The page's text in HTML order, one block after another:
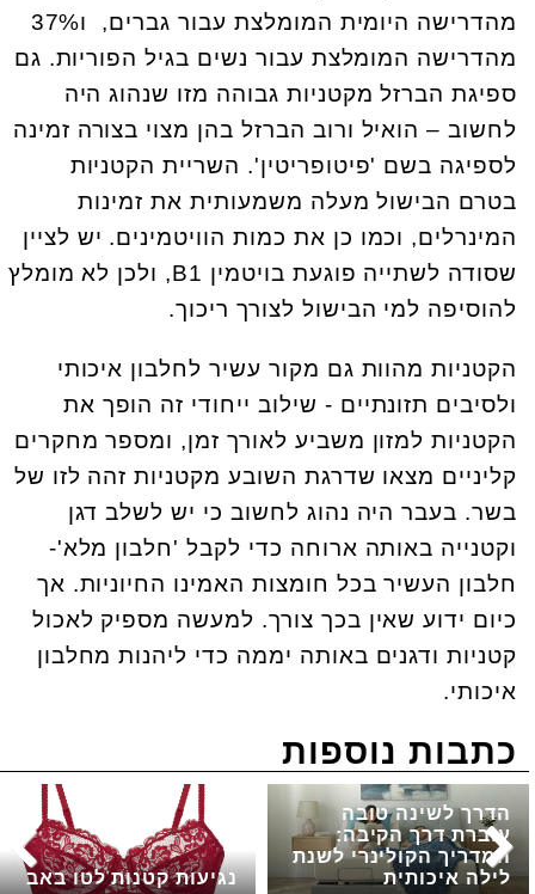
מהדרישה היומית המומלצת עבור גברים, ו37%
מהדרישה המומלצת עבור נשים בגיל הפוריות. גם
ספיגת הברזל מקטניות גבוהה מזו שנהוג היה
לחשוב – הואיל ורוב הברזל בהן מצוי בצורה זמינה
לספיגה בשם 'פיטופריטין'. השריית הקטניות
בטרם הבישול מעלה משמעותית את זמינות
המינרלים, וכמו כן את כמות הוויטמינים. יש לציין
שסודה לשתייה פוגעת בויטמין 1
B, ולכן לא מומלץ
להוסיפה למי הבישול לצורך ריכוך.
הקטניות מהוות גם מקור עשיר לחלבון איכותי
ולסיבים תזונתיים - שילוב ייחודי זה הופך את
הקטניות למזון משביע לאורך זמן, ומספר מחקרים
קליניים מצאו שדרגת השובע מקטניות זהה לזו של
בשר. בעבר היה נהוג לחשוב כי יש לשלב דגן
וקטנייה באותה ארוחה כדי לקבל 'חלבון מלא'-
חלבון העשיר בכל חומצות האמינו החיוניות. אך
כיום ידוע שאין בכך צורך. למעשה מספיק לאכול
קטניות ודגנים באותה יממה כדי ליהנות מחלבון
איכותי.
כתבות נוספות
נגיעות קטנות לטו באב
הדרך לשינה טובה
עוברת דרך הקיבה:
המדריך הקולינרי לשנת
לילה איכותית